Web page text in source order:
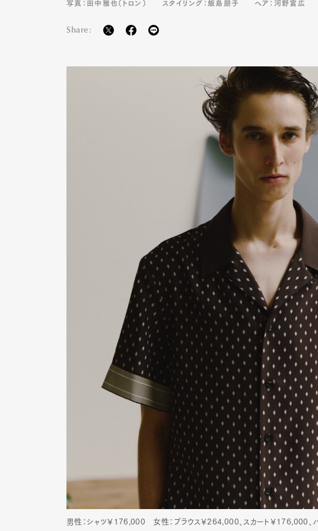
写真：田中雅也（トロン） スタイリング：飯島朋子 ヘア：河野富広
Share:
男性：シャツ￥176,000 女性：ブラウス￥264,000、スカート￥176,000、